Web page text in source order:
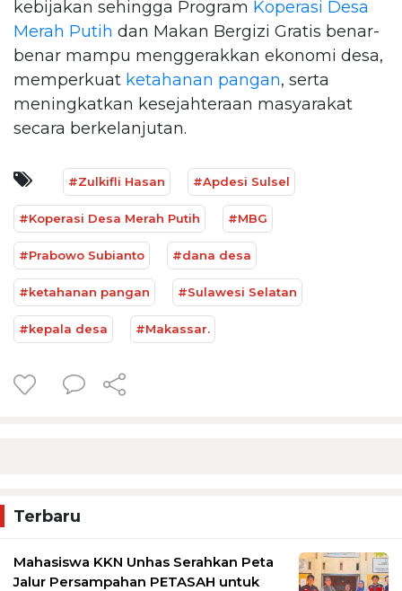
kebijakan sehingga Program Koperasi Desa
Merah Putih dan Makan Bergizi Gratis benar-
benar mampu menggerakkan ekonomi desa,
memperkuat ketahanan pangan, serta
meningkatkan kesejahteraan masyarakat
secara berkelanjutan.
#Zulkifli Hasan #Apdesi Sulsel
#Koperasi Desa Merah Putih #MBG
#Prabowo Subianto #dana desa
#ketahanan pangan #Sulawesi Selatan
#kepala desa #Makassar.
Terbaru
Mahasiswa KKN Unhas Serahkan Peta
Jalur Persampahan PETASAH untuk